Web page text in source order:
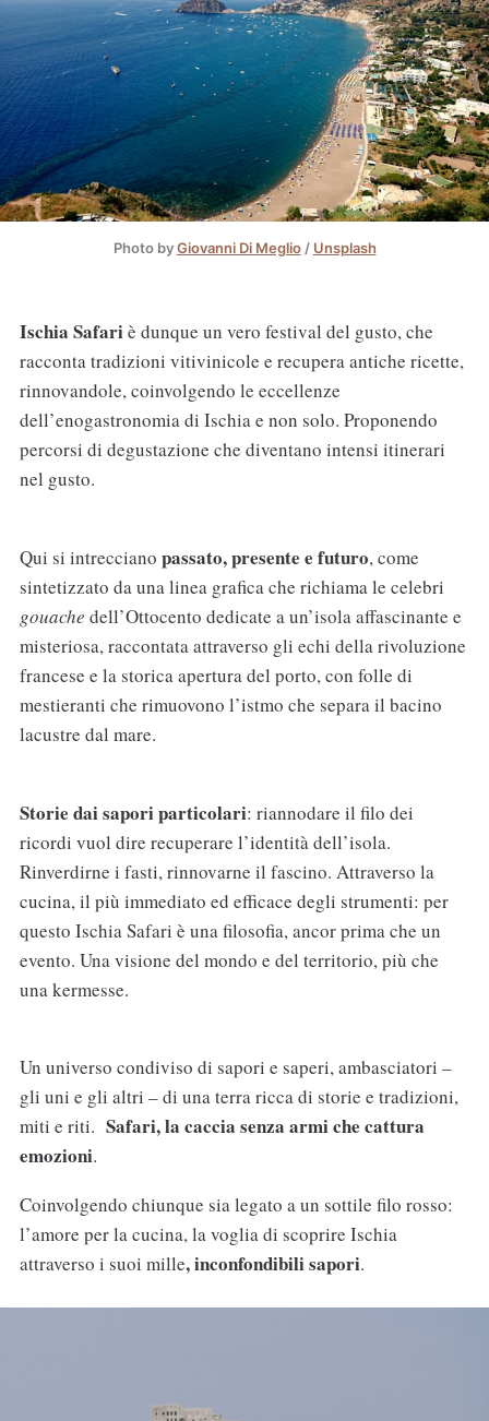
Photo byGiovanni Di Meglio/ Unsplash
Ischia Safariè dunque un vero festival del gusto, che
racconta tradizioni vitivinicole e recupera antiche ricette,
rinnovandole, coinvolgendo le eccellenze
dell’enogastronomia di Ischia e non solo. Proponendo
percorsi di degustazione che diventano intensi itinerari
nel gusto.
Qui si intrecciano passato, presente e futuro, come
sintetizzato da una linea grafica che richiama le celebri
gouache dell’Ottocento dedicate a un’isola affascinante e
misteriosa, raccontata attraverso gli echi della rivoluzione
francese e la storica apertura del porto, con folle di
mestieranti che rimuovono l’istmo che separa il bacino
lacustre dal mare.
Storie dai sapori particolari: riannodare il filo dei
ricordi vuol dire recuperare l’identità dell’isola.
Rinverdirne i fasti, rinnovarne il fascino. Attraverso la
cucina, il più immediato ed efficace degli strumenti: per
questo Ischia Safari è una filosofia, ancor prima che un
evento. Una visione del mondo e del territorio, più che
una kermesse.
Un universo condiviso di sapori e saperi, ambasciatori –
gli uni e gli altri – di una terra ricca di storie e tradizioni,
miti e riti. Safari, la caccia senza armi che cattura
emozioni.
Coinvolgendo chiunque sia legato a un sottile filo rosso:
l’amore per la cucina, la voglia di scoprire Ischia
attraverso i suoi mille, inconfondibili sapori.